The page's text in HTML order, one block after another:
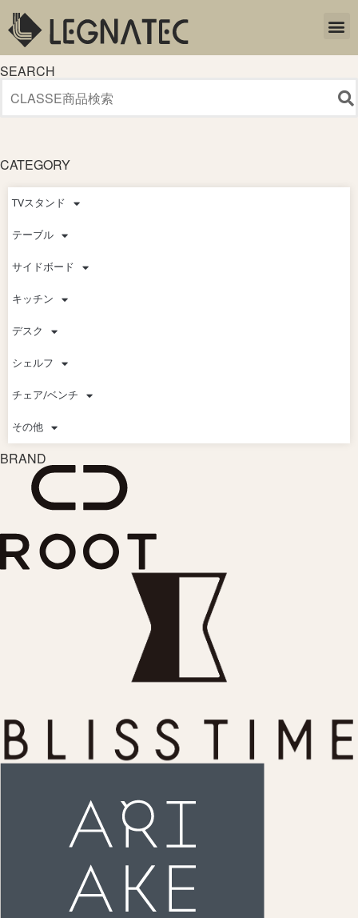
SEARCH
CATEGORY
TVスタンド
テーブル
サイドボード
キッチン
デスク
シェルフ
チェア/ベンチ
その他
BRAND